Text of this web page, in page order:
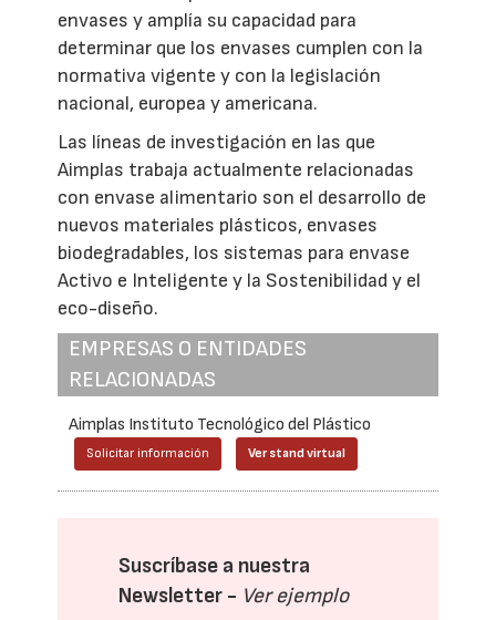
envases y amplía su capacidad para
determinar que los envases cumplen con la
normativa vigente y con la legislación
nacional, europea y americana.
Las líneas de investigación en las que
Aimplas trabaja actualmente relacionadas
con envase alimentario son el desarrollo de
nuevos materiales plásticos, envases
biodegradables, los sistemas para envase
Activo e Inteligente y la Sostenibilidad y el
eco-diseño.
EMPRESAS O ENTIDADES
RELACIONADAS
Aimplas Instituto Tecnológico del Plástico
Solicitar información Ver stand virtual
Suscríbase a nuestra
Newsletter - Ver ejemplo